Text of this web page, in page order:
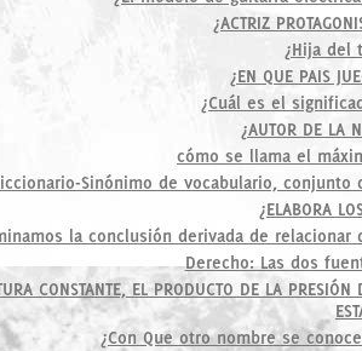
¿ACTRIZ
¿Hija del
¿EN QUE PAIS
¿Cuál es el
¿AUTOR DE LA
cómo se llama el
Sinónimo de vocabulario,
¿ELABORA
la conclusión derivada de
Derecho: Las dos
CONSTANTE, EL PRODUCTO DE LA
¿Con Que otro nombre se